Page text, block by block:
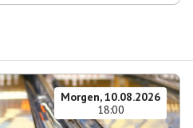
Morgen, 10.08.2026
18:00